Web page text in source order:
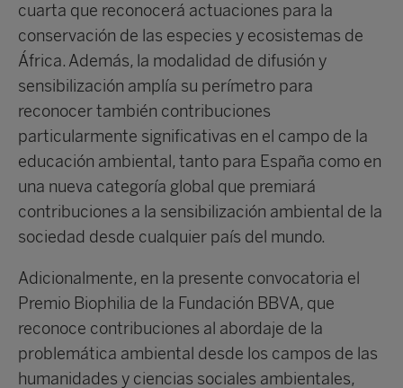
cuarta que reconocerá actuaciones para la
conservación de las especies y ecosistemas de
África. Además, la modalidad de difusión y
sensibilización amplía su perímetro para
reconocer también contribuciones
particularmente significativas en el campo de la
educación ambiental, tanto para España como en
una nueva categoría global que premiará
contribuciones a la sensibilización ambiental de la
sociedad desde cualquier país del mundo.
Adicionalmente, en la presente convocatoria el
Premio Biophilia de la Fundación BBVA, que
reconoce contribuciones al abordaje de la
problemática ambiental desde los campos de las
humanidades y ciencias sociales ambientales,